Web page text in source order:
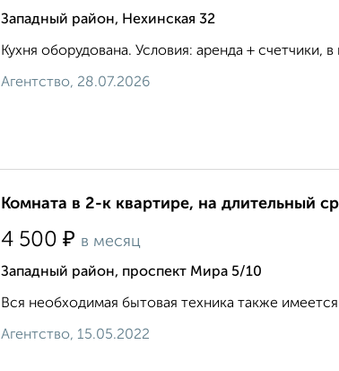
Западный район, Нехинская 32
Кухня оборудована. Условия: аренда + счетчики, в
Агентство, 28.07.2026
Комната в 2-к квартире, на длительный
4 500 ₽ в месяц
Западный район, проспект Мира 5/10
Вся необходимая бытовая техника также
Агентство, 15.05.2022